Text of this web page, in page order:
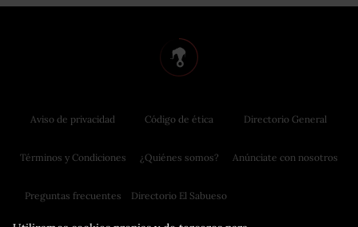
Aviso de privacidad
Términos y Condiciones
Preguntas frecuentes
Código de ética
¿Quiénes somos?
Directorio El Sabueso
Directorio General
Anúnciate con nosotros